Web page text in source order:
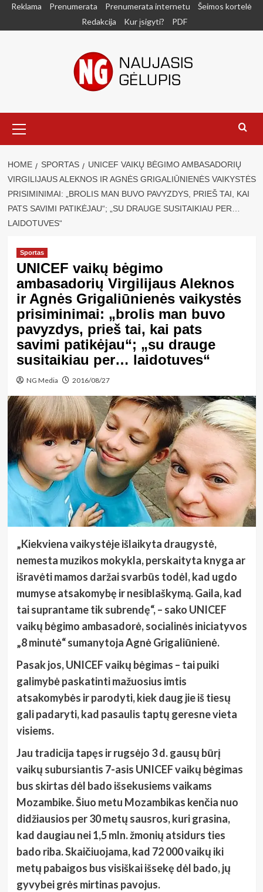
SkipReklama Prenumerata Prenumerata internetu
Šeimos kortelė
Redakcija
Kur įsigyti? PDF
Menu
HOME SPORTAS
UNICEF VAIKŲ BĖGIMO AMBASADORIŲ
VIRGILIJAUS ALEKNOS IR AGNĖS GRIGALIŪNIENĖS VAIKYSTĖS
PRISIMINIMAI: „BROLIS MAN BUVO PAVYZDYS, PRIEŠ TAI, KAI
PATS SAVIMI PATIKĖJAU“; „SU DRAUGE SUSITAIKIAU PER…
LAIDOTUVES“
Sportas
UNICEF vaikų bėgimo
ambasadorių Virgilijaus Aleknos
ir Agnės Grigaliūnienės vaikystės
prisiminimai: „brolis man buvo
pavyzdys, prieš tai, kai pats
savimi patikėjau“; „su drauge
susitaikiau per… laidotuves“
NG Media 2016/08/27
„Kiekviena vaikystėje išlaikyta draugystė,
nemesta muzikos mokykla, perskaityta knyga ar
išravėti mamos daržai svarbūs todėl, kad ugdo
mumyse atsakomybę ir nesiblaškymą. Gaila, kad
tai suprantame tik subrendę“, – sako UNICEF
vaikų bėgimo ambasadorė, socialinės iniciatyvos
„8 minutė“ sumanytoja Agnė Grigaliūnienė.
Pasak jos, UNICEF vaikų bėgimas – tai puiki
galimybė paskatinti mažuosius imtis
atsakomybės ir parodyti, kiek daug jie iš tiesų
gali padaryti, kad pasaulis taptų geresne vieta
visiems.
Jau tradicija tapęs ir rugsėjo 3 d. gausų būrį
vaikų subursiantis 7-asis UNICEF vaikų bėgimas
bus skirtas dėl bado išsekusiems vaikams
Mozambike. Šiuo metu Mozambikas kenčia nuo
didžiausios per 30 metų sausros, kuri grasina,
kad daugiau nei 1,5 mln. žmonių atsidurs ties
bado riba. Skaičiuojama, kad 72 000 vaikų iki
metų pabaigos bus visiškai išsekę dėl bado, jų
gyvybei grės mirtinas pavojus.